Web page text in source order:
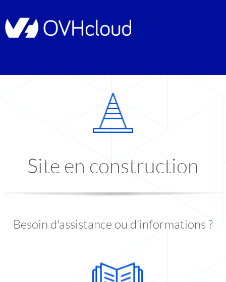
Site en construction
Besoin d'assistance ou d'informations ?